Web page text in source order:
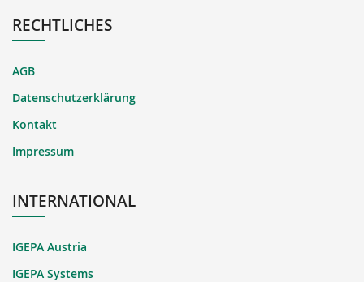
RECHTLICHES
AGB
Datenschutzerklärung
Kontakt
Impressum
INTERNATIONAL
IGEPA Austria
IGEPA Systems